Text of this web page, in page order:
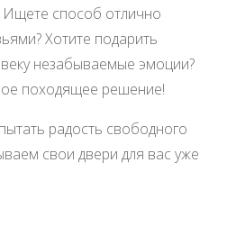
Ищете способ отлично
Хотите подарить
незабываемые эмоции?
походящее решение!
радость свободного
свои двери для вас уже